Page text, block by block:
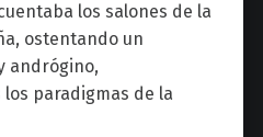
los salones de la
ostentando un
andrógino,
paradigmas de la